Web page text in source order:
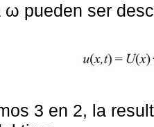
ω pueden ser
3 en 2, la